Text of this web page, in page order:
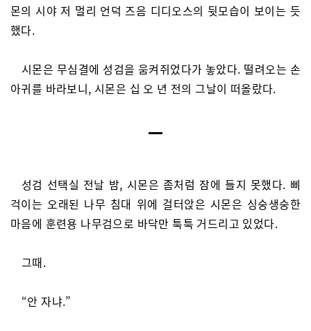
몬의 시야 저 멀리 언덕 즈음 디디오스의 뒷모습이 보이는 듯
했다.
시몬은 무심결에 성검을 움켜쥐었다가 놓았다. 떨려오는 손
아귀를 바라보니, 시몬은 십 오 년 전의 그날이 떠올랐다.
성검 선택실 전날 밤, 시몬은 좀처럼 잠에 들지 못했다. 삐
걱이는 오래된 나무 침대 위에 걸터앉은 시몬은 싱숭생숭한
마음에 훈련용 나무검으로 바닥만 툭툭 거드리고 있었다.
그때.
“안 자냐.”